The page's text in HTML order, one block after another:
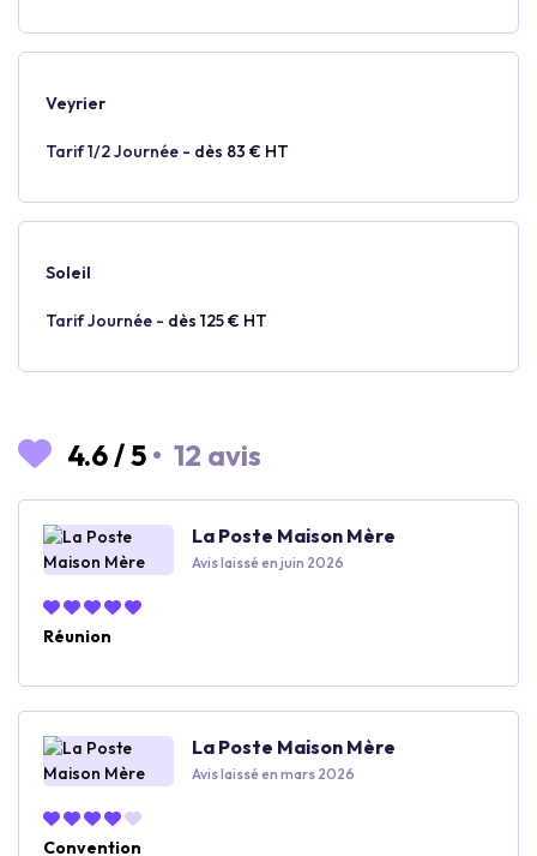
Veyrier
Tarif 1/2 Journée - dès 83 € HT
Soleil
Tarif Journée - dès 125 € HT
4.6/5 • 12 avis
La Poste Maison Mère
Avis laissé en juin 2026
Réunion
La Poste Maison Mère
Avis laissé en mars 2026
Convention